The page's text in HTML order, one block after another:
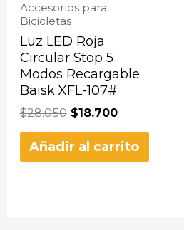
Accesorios para
Bicicletas
Luz LED Roja
Circular Stop 5
Modos Recargable
Baisk XFL-107#
$28.050 $18.700
Añadir al carrito